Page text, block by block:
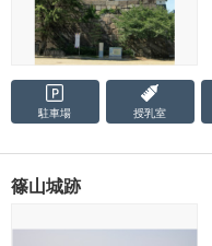
駐車場 授乳室
篠山城跡